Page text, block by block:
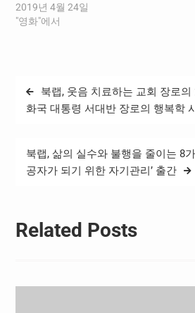
2019년 4월 24일
"영화"에서
글
탐
북랩, 웃음 치료하는 교회 장로의
화국 대통령 서대반 장로의 행복학
북랩, 삶의 실수와 불행을 줄이는 8
공자가 되기 위한 자기관리’ 출간
Related Posts